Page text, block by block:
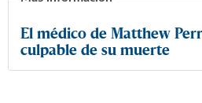
El médico de Matthew
culpable de su muerte